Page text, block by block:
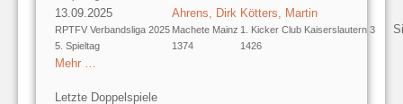
13.09.2025
RPTFV Verbandsliga 2025
5. Spieltag
Ahrens, Dirk
Machete Mainz
1374
Kötters, Martin
1. Kicker Club Kaiserslautern 3
1426
Mehr …
Letzte Doppelspiele